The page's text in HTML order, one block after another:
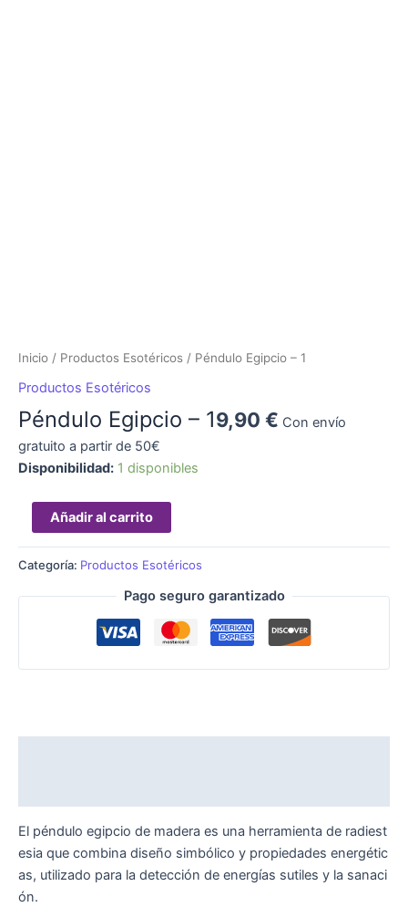
Inicio / Productos Esotéricos / Péndulo Egipcio – 1
Productos Esotéricos
Péndulo Egipcio – 19,90 € Con envío
gratuito a partir de 50€
Disponibilidad: 1 disponibles
Añadir al carrito
Categoría: Productos Esotéricos
Pago seguro garantizado
El péndulo egipcio de madera es una herramienta de radiest
esia que combina diseño simbólico y propiedades energétic
as, utilizado para la detección de energías sutiles y la sanaci
ón.